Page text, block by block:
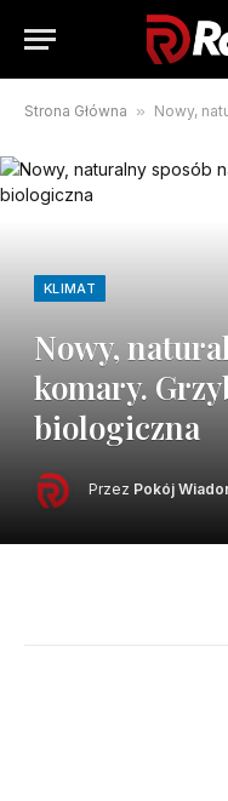
Strona Główna » Nowy,
KLIMAT
Nowy,
komary.
biologiczna
Przez Pokój